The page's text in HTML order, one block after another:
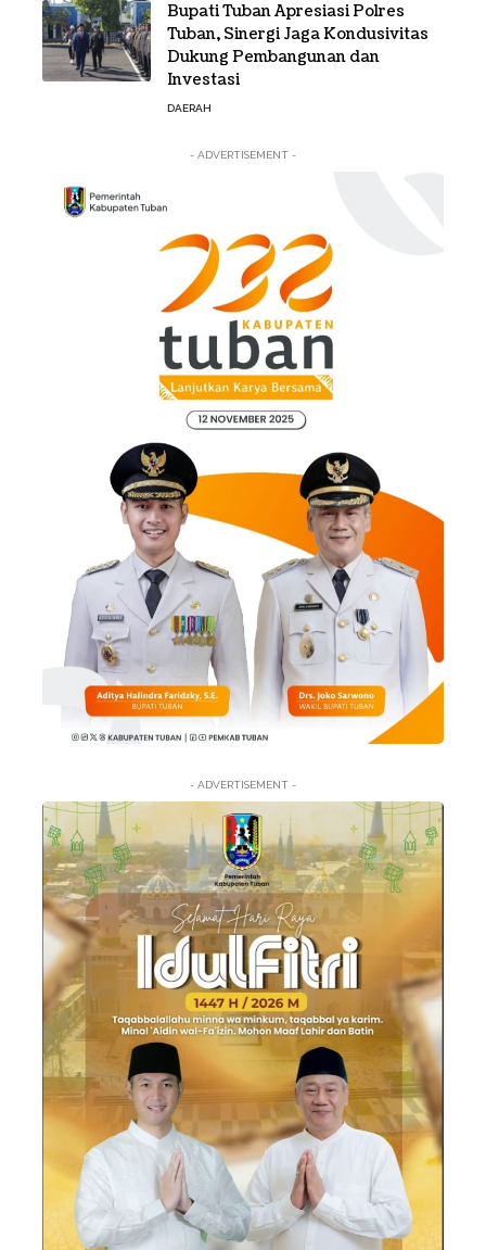
Bupati Tuban Apresiasi Polres
Tuban, Sinergi Jaga Kondusivitas
Dukung Pembangunan dan
Investasi
DAERAH
- ADVERTISEMENT -
- ADVERTISEMENT -